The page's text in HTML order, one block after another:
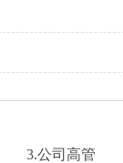
3.公司高管